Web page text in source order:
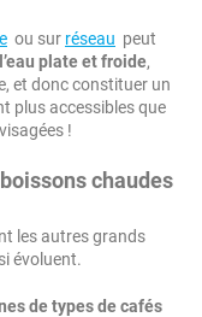
ou sur réseau peut
plate et froide,
et donc constituer un
plus accessibles que
!
chaudes
les autres grands
évoluent.
de types de cafés